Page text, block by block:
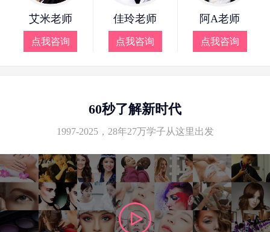
艾米老师
点我咨询
佳玲老师
点我咨询
阿A老师
点我咨询
60秒了解新时代
1997-2025，28年27万学子从这里出发